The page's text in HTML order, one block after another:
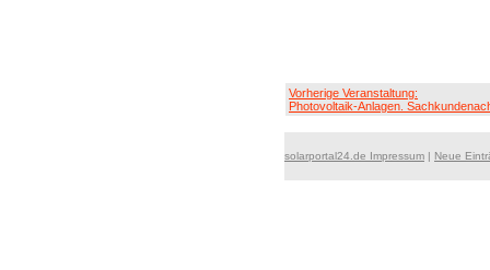
Vorherige Veranstaltung:
Photovoltaik-Anlagen.
solarportal24.de Impressum | Neue